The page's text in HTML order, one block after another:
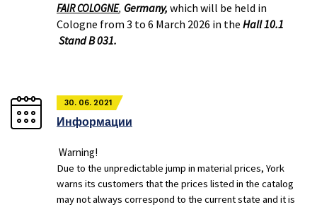
FAIR COLOGNE, Germany, which will be held in
Cologne from 3 to 6 March 2026 in the Hall 10.1
Stand B 031.
30. 06. 2021
Информации
Warning!
Due to the unpredictable jump in material prices, York
warns its customers that the prices listed in the catalog
may not always correspond to the current state and it is